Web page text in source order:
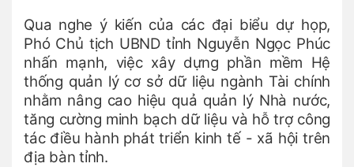
Qua nghe ý kiến của các đại biểu dự họp,
Phó Chủ tịch UBND tỉnh Nguyễn Ngọc Phúc
nhấn mạnh, việc xây dựng phần mềm Hệ
thống quản lý cơ sở dữ liệu ngành Tài chính
nhằm nâng cao hiệu quả quản lý Nhà nước,
tăng cường minh bạch dữ liệu và hỗ trợ công
tác điều hành phát triển kinh tế - xã hội trên
địa bàn tỉnh.